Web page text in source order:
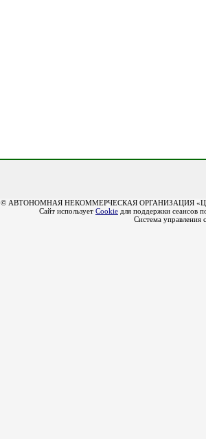
© АВТОНОМНАЯ НЕКОММЕРЧЕСКАЯ ОРГАНИЗАЦИЯ
Сайт использует Cookie для поддержки сеансов
Система управления